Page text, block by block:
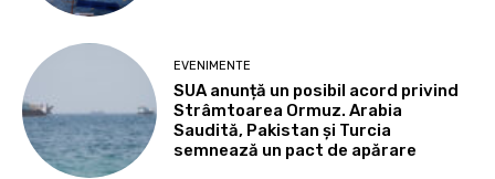
EVENIMENTE
SUA anunță un posibil acord privind
Strâmtoarea Ormuz. Arabia
Saudită, Pakistan și Turcia
semnează un pact de apărare